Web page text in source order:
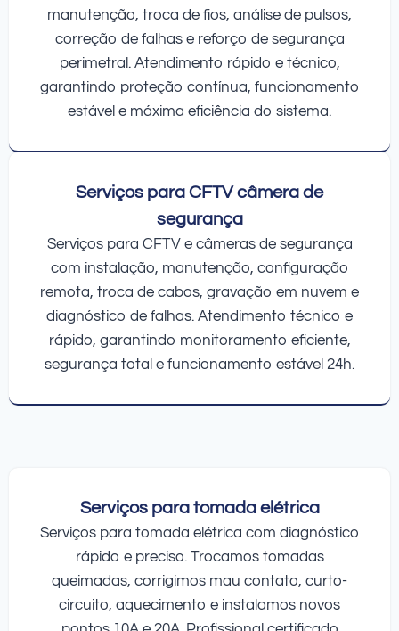
manutenção, troca de fios, análise de pulsos,
correção de falhas e reforço de segurança
perimetral. Atendimento rápido e técnico,
garantindo proteção contínua, funcionamento
estável e máxima eficiência do sistema.
Serviços para CFTV câmera de
segurança
Serviços para CFTV e câmeras de segurança
com instalação, manutenção, configuração
remota, troca de cabos, gravação em nuvem e
diagnóstico de falhas. Atendimento técnico e
rápido, garantindo monitoramento eficiente,
segurança total e funcionamento estável 24h.
Serviços para tomada elétrica
Serviços para tomada elétrica com diagnóstico
rápido e preciso. Trocamos tomadas
queimadas, corrigimos mau contato, curto-
circuito, aquecimento e instalamos novos